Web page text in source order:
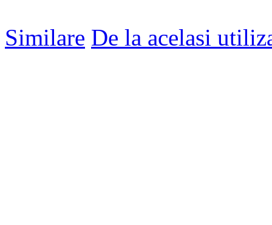
Similare De la acelasi